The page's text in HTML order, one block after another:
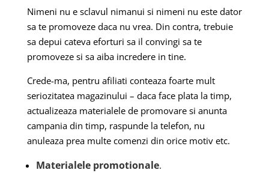
Nimeni nu e sclavul nimanui si nimeni nu este dator
sa te promoveze daca nu vrea. Din contra, trebuie
sa depui cateva eforturi sa il convingi sa te
promoveze si sa aiba incredere in tine.
Crede-ma, pentru afiliati conteaza foarte mult
seriozitatea magazinului – daca face plata la timp,
actualizeaza materialele de promovare si anunta
campania din timp, raspunde la telefon, nu
anuleaza prea multe comenzi din orice motiv etc.
Materialele promotionale.